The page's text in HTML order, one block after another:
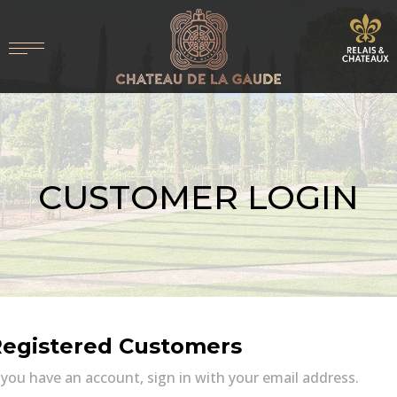
CUSTOMER LOGIN
Customers
have an account, sign in with your email address.